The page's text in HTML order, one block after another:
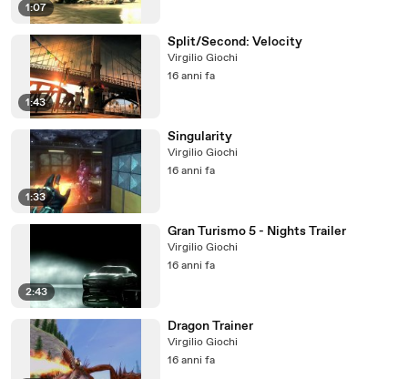
1:07
1:43
Split/Second: Velocity
Virgilio Giochi
16 anni fa
1:33
Singularity
Virgilio Giochi
16 anni fa
2:43
Gran Turismo 5 - Nights Trailer
Virgilio Giochi
16 anni fa
Dragon Trainer
Virgilio Giochi
16 anni fa